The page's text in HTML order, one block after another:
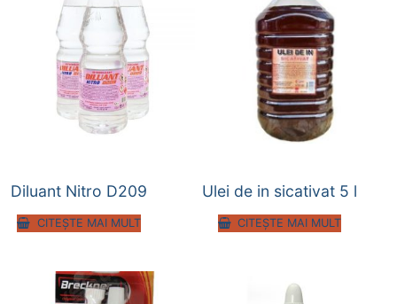
Diluant Nitro D209
CITEȘTE MAI MULT
Ulei de in sicativat 5 l
CITEȘTE MAI MULT